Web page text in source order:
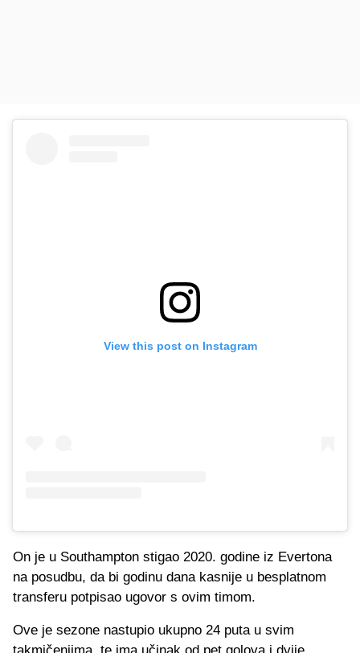
View this post on Instagram
On je u Southampton stigao 2020. godine iz Evertona
na posudbu, da bi godinu dana kasnije u besplatnom
transferu potpisao ugovor s ovim timom.
Ove je sezone nastupio ukupno 24 puta u svim